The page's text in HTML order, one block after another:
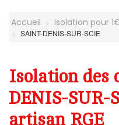
Accueil Isolation pour
SAINT-DENIS-SUR-SCIE
Isolation des
DENIS-SUR-
artisan RGE